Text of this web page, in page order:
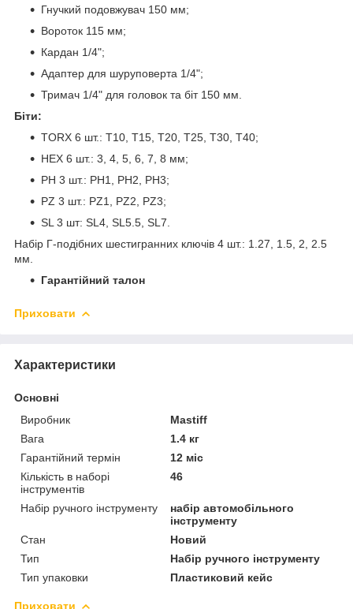
Гнучкий подовжувач 150 мм;
Вороток 115 мм;
Кардан 1/4";
Адаптер для шуруповерта 1/4";
Тримач 1/4" для головок та біт 150 мм.
Біти:
TORX 6 шт.: T10, T15, T20, T25, T30, Т40;
HEX 6 шт.: 3, 4, 5, 6, 7, 8 мм;
PH 3 шт.: PH1, PH2, PH3;
PZ 3 шт.: PZ1, PZ2, PZ3;
SL 3 шт: SL4, SL5.5, SL7.
Набір Г-подібних шестигранних ключів 4 шт.: 1.27, 1.5, 2, 2.5
мм.
Гарантійний талон
Приховати
Характеристики
Основні
Виробник
Mastiff
Вага
1.4 кг
Гарантійний термін
12 міс
Кількість в наборі
інструментів
46
Набір ручного інструменту
набір автомобільного
інструменту
Стан
Новий
Тип
Набір ручного інструменту
Тип упаковки
Пластиковий кейс
Приховати